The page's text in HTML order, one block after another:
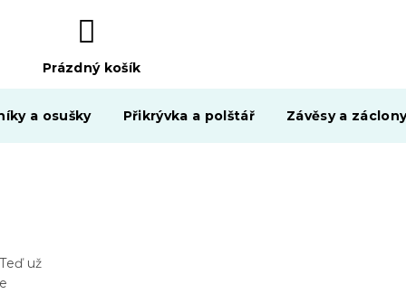
NÁKUPNÍ
KOŠÍK
Prázdný košík
a osušky Přikrývka a polštář Závěsy a
už